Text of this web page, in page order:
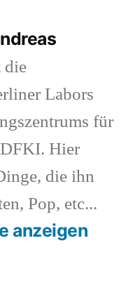
die
Labors
für
Hier
die ihn
Pop, etc...
anzeigen